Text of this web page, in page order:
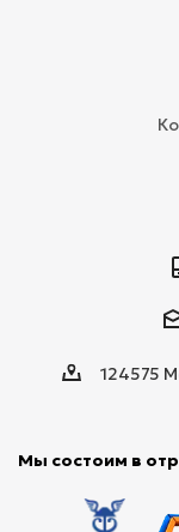
124575
Мы состоим в